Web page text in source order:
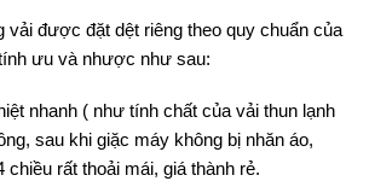
vải được đặt dệt riêng theo quy chuẩn của
ưu và nhược như sau:
nhanh ( như tính chất của vải thun lạnh
sau khi giặc máy không bị nhăn áo,
rất thoải mái, giá thành rẻ.